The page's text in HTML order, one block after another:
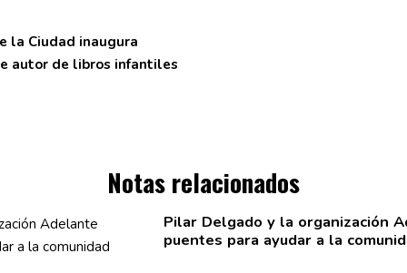
la Ciudad inaugura
autor de libros infantiles
Notas relacionados
Pilar Delgado y la organización
puentes para ayudar a la